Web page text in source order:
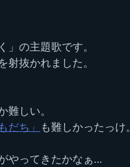
」の主題歌です。
抜かれました。
しい。
だち」 も難しかったっけ。
やってきたかなぁ…